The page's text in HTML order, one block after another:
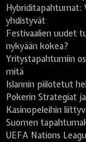
yhdistyvät
Festivaalien uudet
nykyään kokea?
Yritystapahtumiin
mitä
Islannin piilotetut
Pokerin Strategiat
Kasinopeleihin
Suomen
UEFA Nations